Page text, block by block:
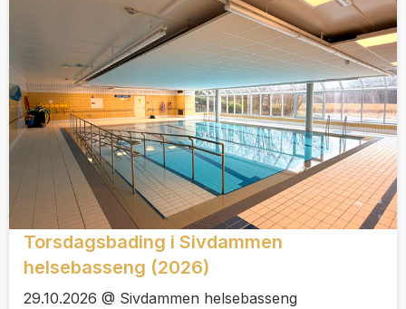
Torsdagsbading i Sivdammen
helsebasseng (2026)
29.10.2026 @ Sivdammen helsebasseng